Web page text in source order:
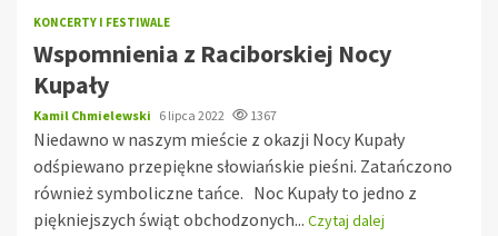
KONCERTY I FESTIWALE
Wspomnienia z Raciborskiej Nocy
Kupały
Kamil Chmielewski 6 lipca 2022 1367
Niedawno w naszym mieście z okazji Nocy Kupały
odśpiewano przepiękne słowiańskie pieśni. Zatańczono
również symboliczne tańce. Noc Kupały to jedno z
piękniejszych świąt obchodzonych... Czytaj dalej